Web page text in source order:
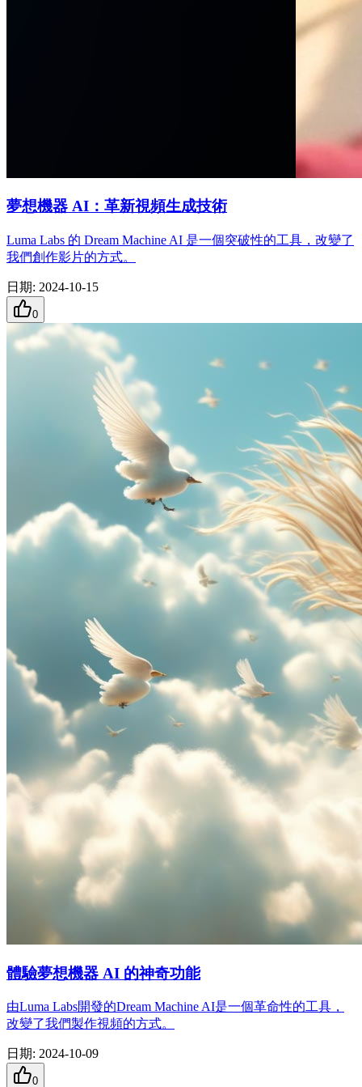
夢想機器 AI：革新視頻生成技術
Luma Labs 的 Dream Machine AI 是一個突破性的工具，改變了
我們創作影片的方式。
日期: 2024-10-15
0
體驗夢想機器 AI 的神奇功能
由Luma Labs開發的Dream Machine AI是一個革命性的工具，
改變了我們製作視頻的方式。
日期: 2024-10-09
0